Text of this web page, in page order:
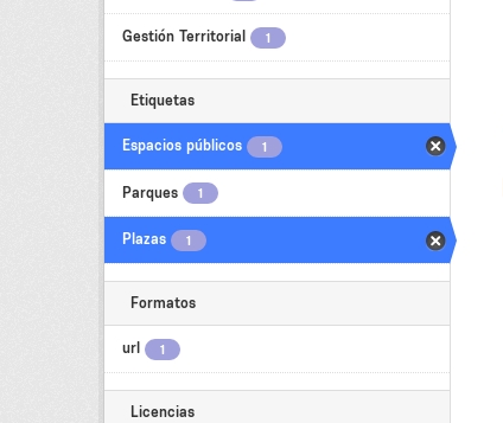
Gestión Territorial 1
Etiquetas
Espacios públicos 1
Parques 1
Plazas 1
Formatos
url 1
Licencias